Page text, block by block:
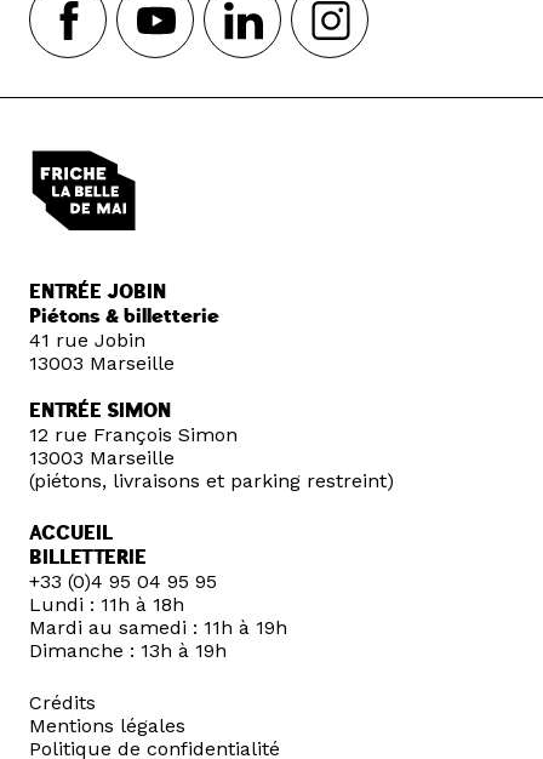
ENTRÉE JOBIN
Piétons & billetterie
41 rue Jobin
13003 Marseille
ENTRÉE SIMON
12 rue François Simon
13003 Marseille
(piétons, livraisons et parking restreint)
ACCUEIL
BILLETTERIE
+33 (0)4 95 04 95 95
Lundi : 11h à 18h
Mardi au samedi : 11h à 19h
Dimanche : 13h à 19h
Crédits
Mentions légales
Politique de confidentialité